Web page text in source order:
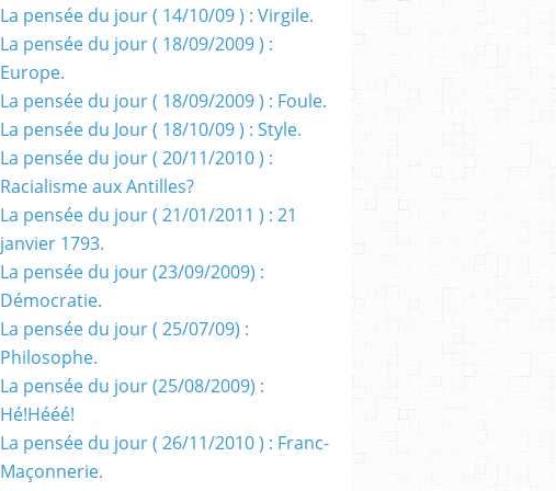
La pensée du jour ( 14/10/09 ) : Virgile.
La pensée du jour ( 18/09/2009 ) :
Europe.
La pensée du jour ( 18/09/2009 ) : Foule.
La pensée du Jour ( 18/10/09 ) : Style.
La pensée du jour ( 20/11/2010 ) :
Racialisme aux Antilles?
La pensée du jour ( 21/01/2011 ) : 21
janvier 1793.
La pensée du jour (23/09/2009) :
Démocratie.
La pensée du jour ( 25/07/09) :
Philosophe.
La pensée du jour (25/08/2009) :
Hé!Hééé!
La pensée du jour ( 26/11/2010 ) : Franc-
Maçonnerie.